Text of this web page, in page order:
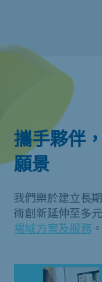
攜手夥伴
願景
我們樂於建立長
術創新延伸至多
場域方案及服務 。